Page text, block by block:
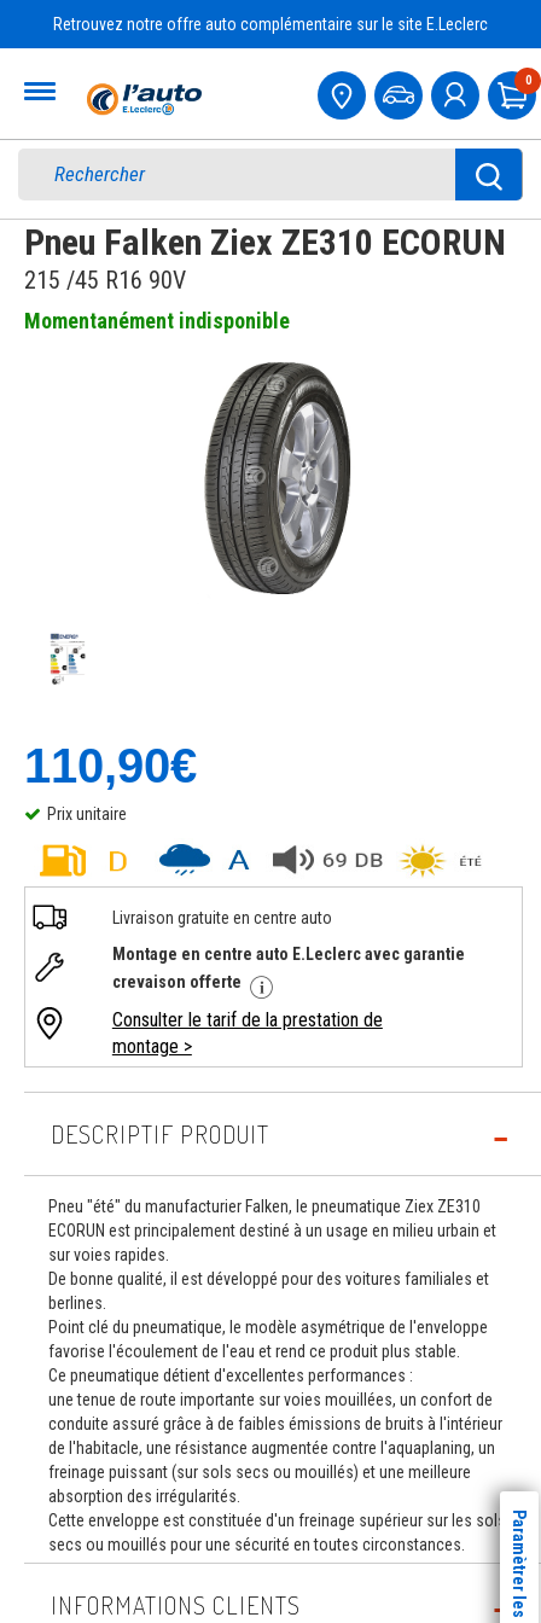
Retrouvez notre offre auto complémentaire sur le site E.Leclerc
0
Pneu Falken Ziex ZE310 ECORUN
215 /45 R16 90V
Momentanément indisponible
110,90€
Prix unitaire
Livraison gratuite en centre auto
Montage en centre auto E.Leclerc avec garantie
crevaison offerte
Consulter le tarif de la prestation de
montage >
DESCRIPTIF PRODUIT
Pneu "été" du manufacturier Falken, le pneumatique Ziex ZE310
ECORUN est principalement destiné à un usage en milieu urbain et
sur voies rapides.
De bonne qualité, il est développé pour des voitures familiales et
berlines.
Point clé du pneumatique, le modèle asymétrique de l'enveloppe
favorise l'écoulement de l'eau et rend ce produit plus stable.
Ce pneumatique détient d'excellentes performances :
une tenue de route importante sur voies mouillées, un confort de
conduite assuré grâce à de faibles émissions de bruits à l'intérieur
de l'habitacle, une résistance augmentée contre l'aquaplaning, un
freinage puissant (sur sols secs ou mouillés) et une meilleure
absorption des irrégularités.
Cette enveloppe est constituée d'un freinage supérieur sur les sols
secs ou mouillés pour une sécurité en toutes circonstances.
INFORMATIONS CLIENTS